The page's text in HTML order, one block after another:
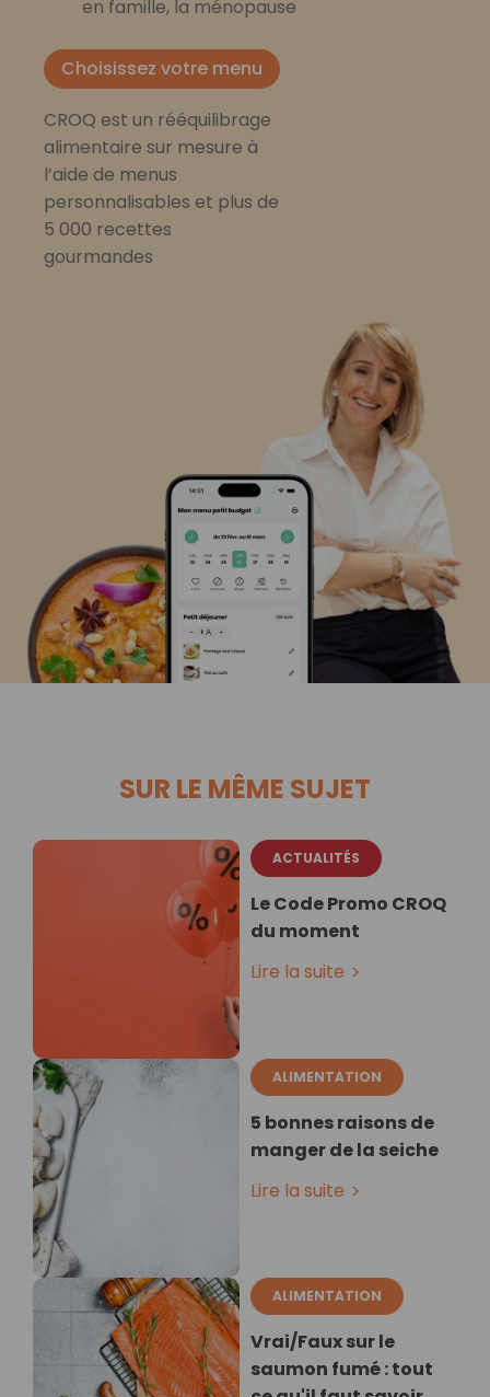
en famille, la ménopause
Choisissez votre menu
CROQ est un rééquilibrage
alimentaire sur mesure à
l’aide de menus
personnalisables et plus de
5 000 recettes
gourmandes
SUR LE MÊME SUJET
ACTUALITÉS
Le Code Promo CROQ
du moment
Lire la suite
ALIMENTATION
5 bonnes raisons de
manger de la seiche
Lire la suite
ALIMENTATION
Vrai/Faux sur le
saumon fumé : tout